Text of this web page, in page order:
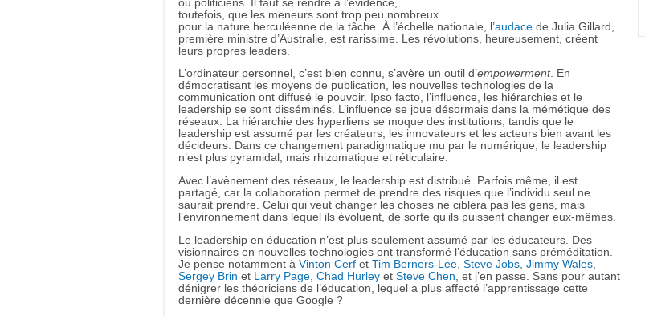
ou politiciens. Il faut se rendre à l’évidence,
toutefois, que les meneurs sont trop peu nombreux
pour la nature herculéenne de la tâche. À l’échelle nationale, l’audace de Julia Gillard,
première ministre d’Australie, est rarissime. Les révolutions, heureusement, créent
leurs propres leaders.
L’ordinateur personnel, c’est bien connu, s’avère un outil d’empowerment. En
démocratisant les moyens de publication, les nouvelles technologies de la
communication ont diffusé le pouvoir. Ipso facto, l’influence, les hiérarchies et le
leadership se sont disséminés. L’influence se joue désormais dans la mémétique des
réseaux. La hiérarchie des hyperliens se moque des institutions, tandis que le
leadership est assumé par les créateurs, les innovateurs et les acteurs bien avant les
décideurs. Dans ce changement paradigmatique mu par le numérique, le leadership
n’est plus pyramidal, mais rhizomatique et réticulaire.
Avec l’avènement des réseaux, le leadership est distribué. Parfois même, il est
partagé, car la collaboration permet de prendre des risques que l’individu seul ne
saurait prendre. Celui qui veut changer les choses ne ciblera pas les gens, mais
l’environnement dans lequel ils évoluent, de sorte qu’ils puissent changer eux-mêmes.
Le leadership en éducation n’est plus seulement assumé par les éducateurs. Des
visionnaires en nouvelles technologies ont transformé l’éducation sans préméditation.
Je pense notamment à Vinton Cerf et Tim Berners-Lee Steve Jobs Jimmy Wales
Sergey Brin et Larry Page Chad Hurley et Steve Chen , et j’en passe. Sans pour autant
dénigrer les théoriciens de l’éducation, lequel a plus affecté l’apprentissage cette
dernière décennie que Google ?